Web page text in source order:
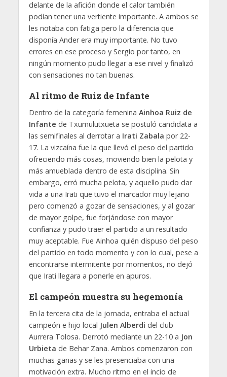
delante de la afición donde el calor también
podían tener una vertiente importante. A ambos se
les notaba con fatiga pero la diferencia que
disponía Ander era muy importante. No tuvo
errores en ese proceso y Sergio por tanto, en
ningún momento pudo llegar a ese nivel y finalizó
con sensaciones no tan buenas.
Al ritmo de Ruiz de Infante
Dentro de la categoría femenina Ainhoa Ruiz de
Infante de Txumulutxueta se postuló candidata a
las semifinales al derrotar a Irati Zabala por 22-
17. La vizcaína fue la que llevó el peso del partido
ofreciendo más cosas, moviendo bien la pelota y
más amueblada dentro de esta disciplina. Sin
embargo, erró mucha pelota, y aquello pudo dar
vida a una Irati que tuvo el marcador muy lejano
pero comenzó a gozar de sensaciones, y al gozar
de mayor golpe, fue forjándose con mayor
confianza y pudo traer el partido a un resultado
muy aceptable. Fue Ainhoa quién dispuso del peso
del partido en todo momento y con lo cual, pese a
encontrarse intermitente por momentos, no dejó
que Irati llegara a ponerle en apuros.
El campeón muestra su hegemonía
En la tercera cita de la jornada, entraba el actual
campeón e hijo local Julen Alberdi del club
Aurrera Tolosa. Derrotó mediante un 22-10 a Jon
Urbieta de Behar Zana. Ambos comenzaron con
muchas ganas y se les presenciaba con una
motivación extra. Mucho ritmo en el incio de